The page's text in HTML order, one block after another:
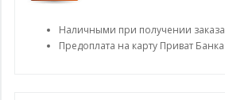
Наличными при получении заказа
Предоплата на карту Приват Банка